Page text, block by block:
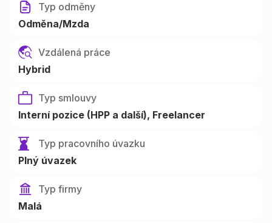
Typ odměny
Odměna/Mzda
Vzdálená práce
Hybrid
Typ smlouvy
Interní pozice (HPP a další) Freelancer
Typ pracovního úvazku
Plný úvazek
Typ firmy
Malá